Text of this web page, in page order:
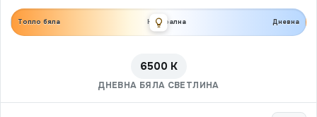
Топло бяла Неутрална Дневна
6500 K
ДНЕВНА БЯЛА СВЕТЛИНА